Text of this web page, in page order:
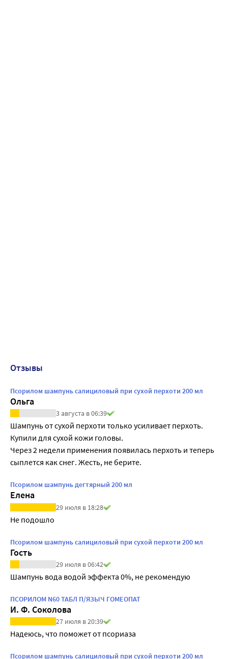
Отзывы
Псорилом шампунь салициловый при сухой перхоти 200 мл
Ольга
3 августа в 06:39
Шампунь от сухой перхоти только усиливает перхоть.
Купили для сухой кожи головы.
Через 2 недели применения появилась перхоть и теперь
сыплется как снег. Жесть, не берите.
Псорилом шампунь дегтярный 200 мл
Елена
29 июля в 18:28
Не подошло
Псорилом шампунь салициловый при сухой перхоти 200 мл
Гость
29 июля в 06:42
Шампунь вода водой эффекта 0%, не рекомендую
ПСОРИЛОМ N60 ТАБЛ П/ЯЗЫЧ ГОМЕОПАТ
И. Ф. Соколова
27 июля в 20:39
Надеюсь, что поможет от псориаза
Псорилом шампунь салициловый при сухой перхоти 200 мл